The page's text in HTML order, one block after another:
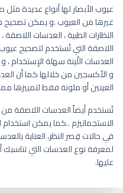
عيوب الأبصار لها أنواع عديدة مثل
غيرها من العيوب .و يمكن تصحيح
النظارات الطبية ، العدسات اللاصقة
اللاصقة التي تُستخدم لتصحيح
العدسات اللّينة سهلة الإستخدام ،
و الأكسجين من خلالها كما أن
العينين أو ملونة فقط لتمييزها
تُستخدم أيضاً العدسات اللاصقة
الاستجماتيزم ..كما يمكن
في حالات قِصر النظر، العناية
لمعرفة نوع العدسات التي تناسبك
عليها.